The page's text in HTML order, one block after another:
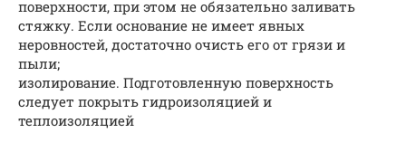
поверхности, при этом не обязательно заливать
стяжку. Если основание не имеет явных
неровностей, достаточно очисть его от грязи и
пыли;
изолирование. Подготовленную поверхность
следует покрыть гидроизоляцией и
теплоизоляцией